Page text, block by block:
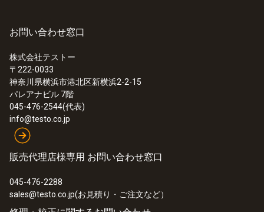
:0600 8766
ダストフィルタ付排ガスプローブ - φ8
㎜ / 335㎜ / 1000℃
お問い合わせ窓口
株式会社テストー
〒222-0033
神奈川県横浜市港北区新横浜2-2-15
パレアナビル 7階
045-476-2544(代表)
info@testo.co.jp
販売代理店様専用 お問い合わせ窓口
045-476-2288
sales@testo.co.jp(お見積り・ご注文など）